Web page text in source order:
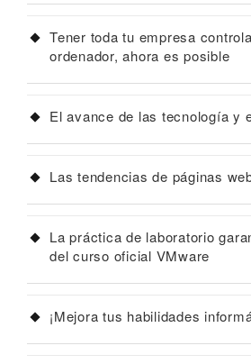
Tener toda tu empresa
ordenador, ahora es posible
El avance de las tecnología y
Las tendencias de páginas
La práctica de laboratorio
del curso oficial VMware
¡Mejora tus habilidades